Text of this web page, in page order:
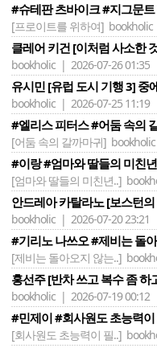
#슈테판 츠바이크 #지그문
[프로이트를 위하여]
클레어 키건 [이처럼 사소한
bookholic | 2026-07-26 01:35
유시민 [유럽 도시 기행 3] 중
bookholic | 2026-07-25 11:19
#엘리스 피터스 #어둠 속의
[어둠 속의 갈까마귀]
#이랑 #엄마와 딸들의 미친
[엄마와 딸들의 미친년..]
안드레아 카탈라노 [보스턴
bookholic | 2026-07-20 23:21
#기리노 나쓰오 #제비는 돌
[제비는 돌아오지 않는..]
홍선주 [반차 쓰고 복수 좀
bookholic | 2026-07-19 00:12
#민제이 #회사원도 초능력
[회사원도 초능력이 필..]